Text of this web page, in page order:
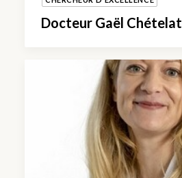
Docteur Gaël Chételat